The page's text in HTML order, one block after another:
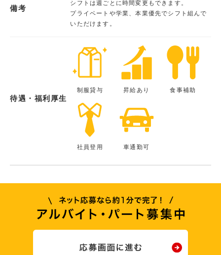
備考
シフトは週ごとに時間変更もできます。
プライベートや学業、本業優先でシフト組んで
いただけます。
待遇・福利厚生
制服貸与 昇給あり 食事補助
社員登用 車通勤可